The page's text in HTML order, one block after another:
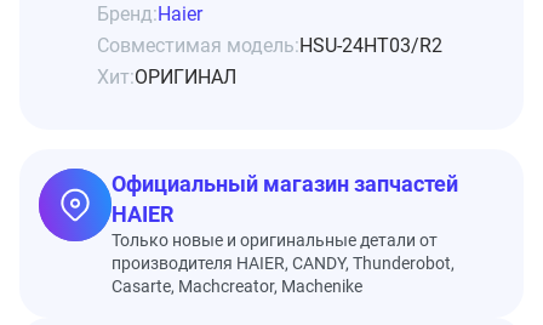
Бренд:Haier
Совместимая модель:HSU-24HT03/R2
Хит:ОРИГИНАЛ
Официальный магазин запчастей
HAIER
Только новые и оригинальные детали от
производителя HAIER, CANDY, Thunderobot,
Casarte, Machcreator, Machenike